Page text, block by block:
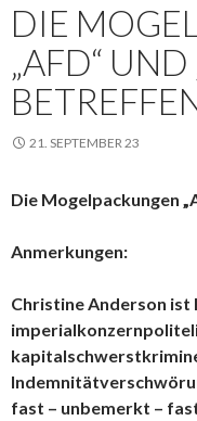
DIE
„AFD“
21. SEPTEMBER 23
Die Mogelpackungen
Anmerkungen:
Christine Anderson
fast – unbemerkt –